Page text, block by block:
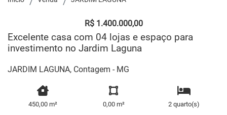
R$ 1.400.000,00
Excelente casa com 04 lojas e espaço para
investimento no Jardim Laguna
JARDIM LAGUNA, Contagem - MG
450,00 m² 0,00 m² 2 quarto(s)